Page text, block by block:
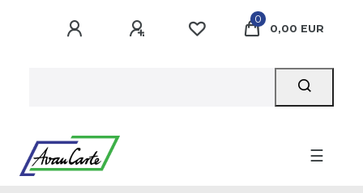
0
0,00 EUR
☰